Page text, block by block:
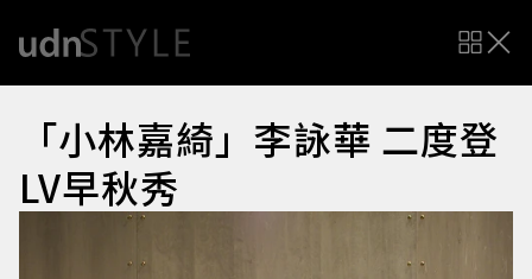
「小林嘉綺」李詠華 二度登
LV早秋秀